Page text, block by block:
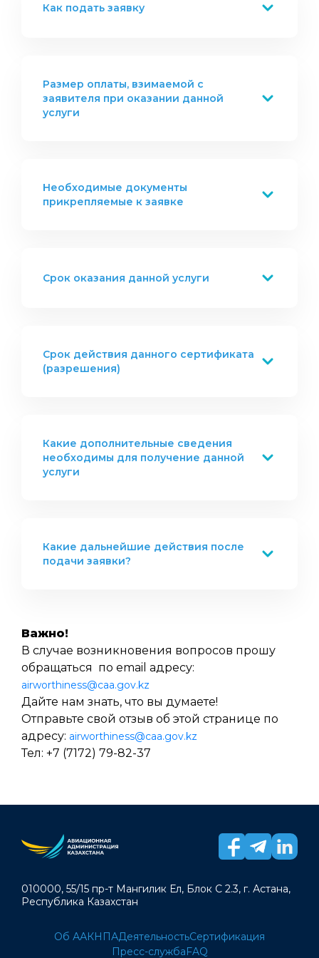
посадочной полосе (ВПП)
Информационные бюллетени и
материалы по БП
Как подать заявку
Размер оплаты, взимаемой с
заявителя при оказании данной
услуги
Необходимые документы
прикрепляемые к заявке
Срок оказания данной услуги
Срок действия данного сертификата
(разрешения)
Какие дополнительные сведения
необходимы для получение данной
услуги
Какие дальнейшие действия после
подачи заявки?
Важно!
В случае возникновения вопросов прошу
обращаться по email адресу:
airworthiness@caa.gov.kz
Дайте нам знать, что вы думаете!
Отправьте свой отзыв об этой странице по
адресу: airworthiness@caa.gov.kz
Тел: +7 (7172) 79-82-37
010000, 55/15 пр-т Мангилик Ел, Блок С 2.3, г. Астана,
Республика Казахстан
Об ААКНПАДеятельностьСертификация
Пресс-службаFAQ